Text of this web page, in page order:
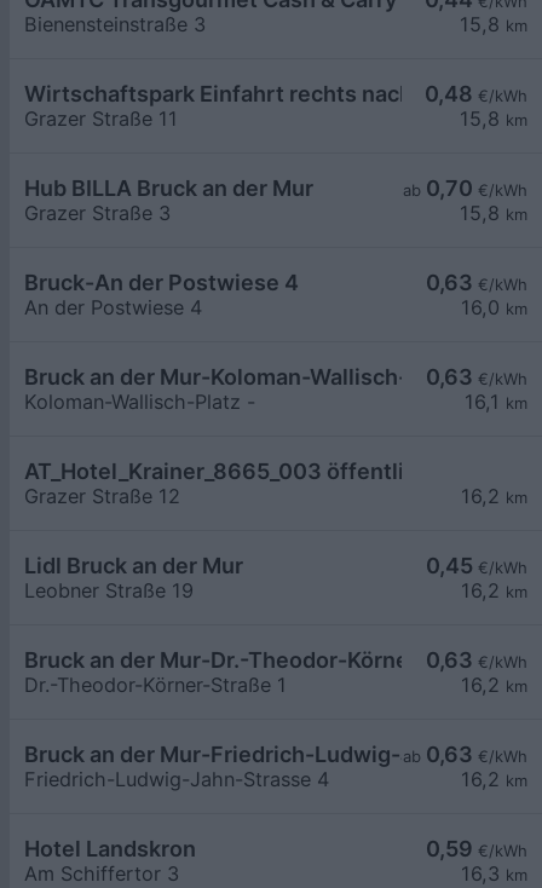
15,8 km
Bienensteinstraße 3
0,48 €/kWh
15,8 km
Wirtschaftspark Einfahrt rechts nach Schranken
Grazer Straße 11
ab 0,70 €/kWh
15,8 km
Hub BILLA Bruck an der Mur
Grazer Straße 3
0,63 €/kWh
16,0 km
Bruck-An der Postwiese 4
An der Postwiese 4
0,63 €/kWh
16,1 km
Bruck an der Mur-Koloman-Wallisch-Platz -
Koloman-Wallisch-Platz -
16,2 km
AT_Hotel_Krainer_8665_003 öffentlich
Grazer Straße 12
0,45 €/kWh
16,2 km
Lidl Bruck an der Mur
Leobner Straße 19
0,63 €/kWh
16,2 km
Bruck an der Mur-Dr.-Theodor-Körner-Straße 1
Dr.-Theodor-Körner-Straße 1
ab 0,63 €/kWh
16,2 km
Bruck an der Mur-Friedrich-Ludwig-Jahn-
Friedrich-Ludwig-Jahn-Strasse 4
0,59 €/kWh
16,3 km
Hotel Landskron
Am Schiffertor 3